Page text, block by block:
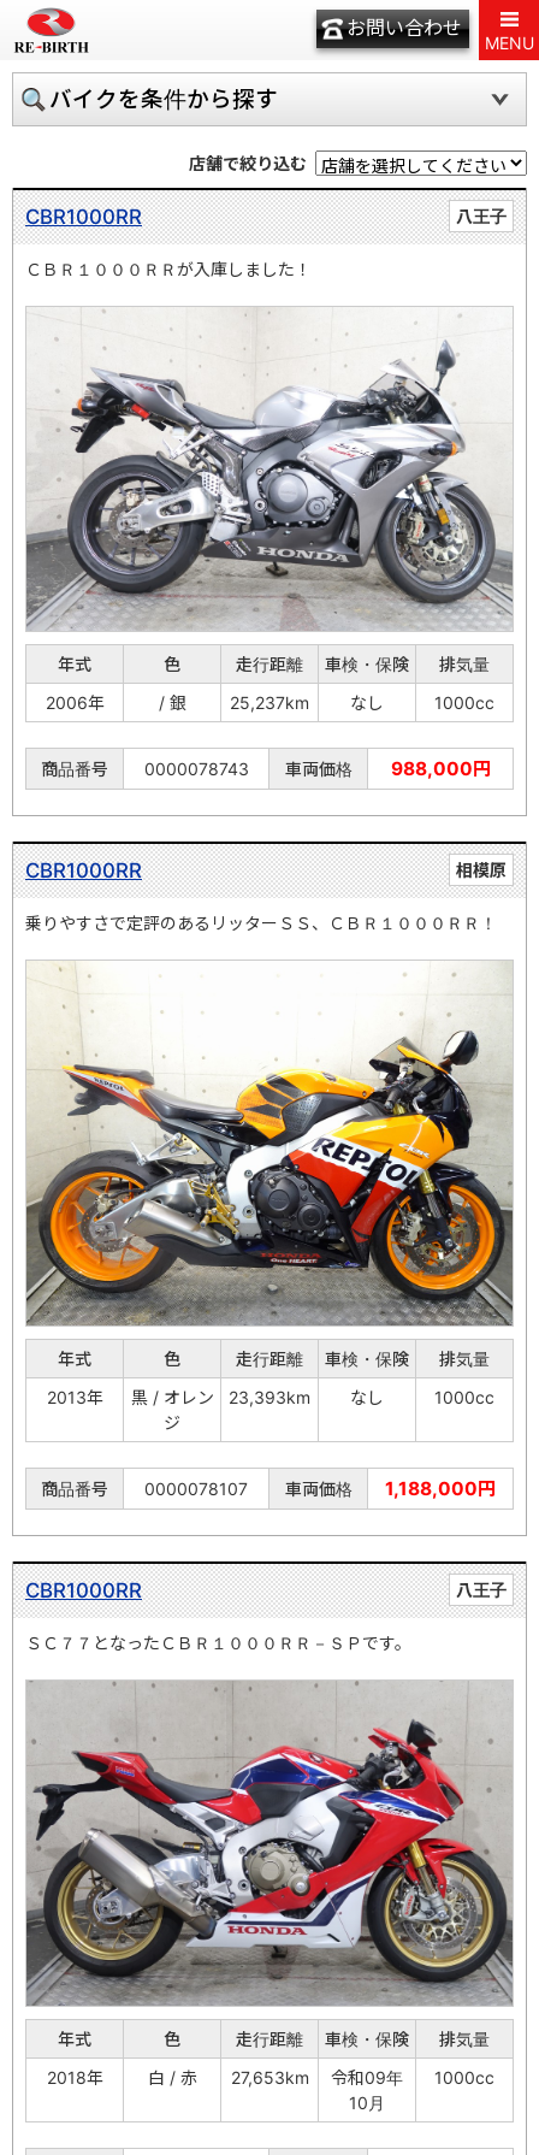
お問い合わせ
MENU
バイクを条件から探す
店舗で絞り込む
八王子
CBR1000RR
ＣＢＲ１０００ＲＲが入庫しました！
年式 色 走行距離 車検・保険
排気量
2006年
/ 銀 25,237km なし 1000cc
商品番号 0000078743 車両価格 988,000円
相模原
CBR1000RR
乗りやすさで定評のあるリッターＳＳ、ＣＢＲ１０００ＲＲ！
年式 色 走行距離 車検・保険
排気量
2013年
黒 / オレン
ジ
23,393km なし 1000cc
商品番号 0000078107 車両価格 1,188,000円
八王子
CBR1000RR
ＳＣ７７となったＣＢＲ１０００ＲＲ－ＳＰです。
年式 色 走行距離 車検・保険
排気量
2018年
白 / 赤 27,653km
令和09年
10月
1000cc